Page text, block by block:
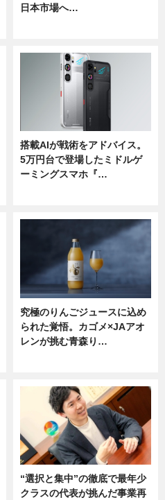
日本市場へ…
搭載AIが戦術をアドバイス。
5万円台で登場したミドルゲ
ーミングスマホ『…
究極のりんごジュースに込め
られた覚悟。カゴメ×JAアオ
レンが挑む青森り…
“選択と集中”の徹底で最年少
クラスの代表が挑んだ事業再